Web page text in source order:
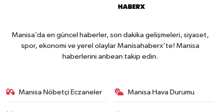
Manisa’da en güncel haberler, son dakika gelişmeleri, siyaset,
spor, ekonomi ve yerel olaylar Manisahaberx’te! Manisa
haberlerini anbean takip edin.
Manisa Nöbetçi Eczaneler Manisa Hava Durumu